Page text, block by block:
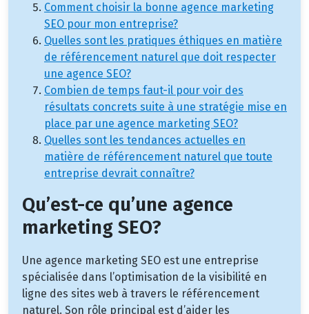
Comment choisir la bonne agence marketing
SEO pour mon entreprise?
Quelles sont les pratiques éthiques en matière
de référencement naturel que doit respecter
une agence SEO?
Combien de temps faut-il pour voir des
résultats concrets suite à une stratégie mise en
place par une agence marketing SEO?
Quelles sont les tendances actuelles en
matière de référencement naturel que toute
entreprise devrait connaître?
Qu’est-ce qu’une agence
marketing SEO?
Une agence marketing SEO est une entreprise
spécialisée dans l’optimisation de la visibilité en
ligne des sites web à travers le référencement
naturel. Son rôle principal est d’aider les